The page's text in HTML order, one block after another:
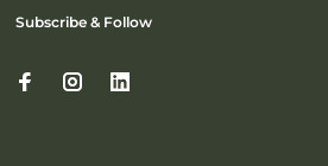
Subscribe & Follow